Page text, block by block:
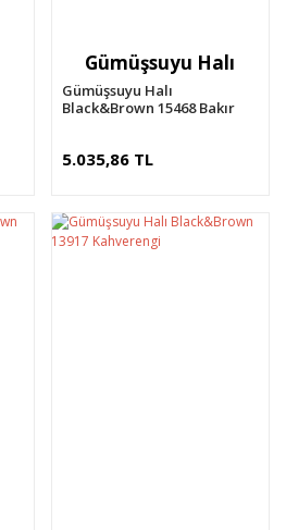
Gümüşsuyu Halı
Gümüşsuyu Halı
Black&Brown 15468 Bakır
5.035,86 TL